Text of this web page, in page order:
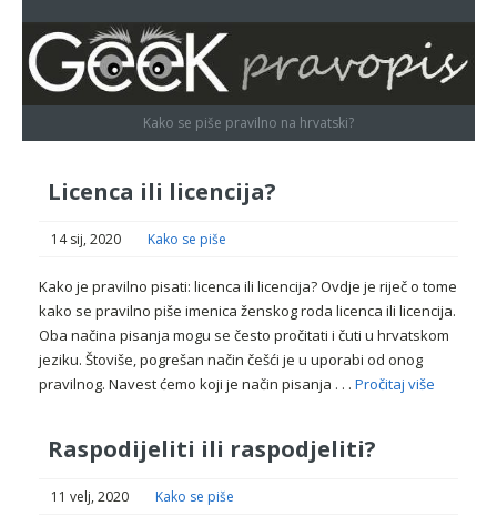
Kako se piše pravilno na hrvatski?
Licenca ili licencija?
14 sij, 2020 Kako se piše
Kako je pravilno pisati: licenca ili licencija? Ovdje je riječ o tome
kako se pravilno piše imenica ženskog roda licenca ili licencija.
Oba načina pisanja mogu se često pročitati i čuti u hrvatskom
jeziku. Štoviše, pogrešan način češći je u uporabi od onog
pravilnog. Navest ćemo koji je način pisanja . . . Pročitaj više
Raspodijeliti ili raspodjeliti?
11 velj, 2020 Kako se piše